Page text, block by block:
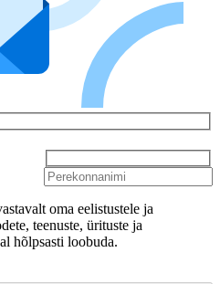
oma eelistustele ja
teenuste, ürituste ja
hõlpsasti loobuda.